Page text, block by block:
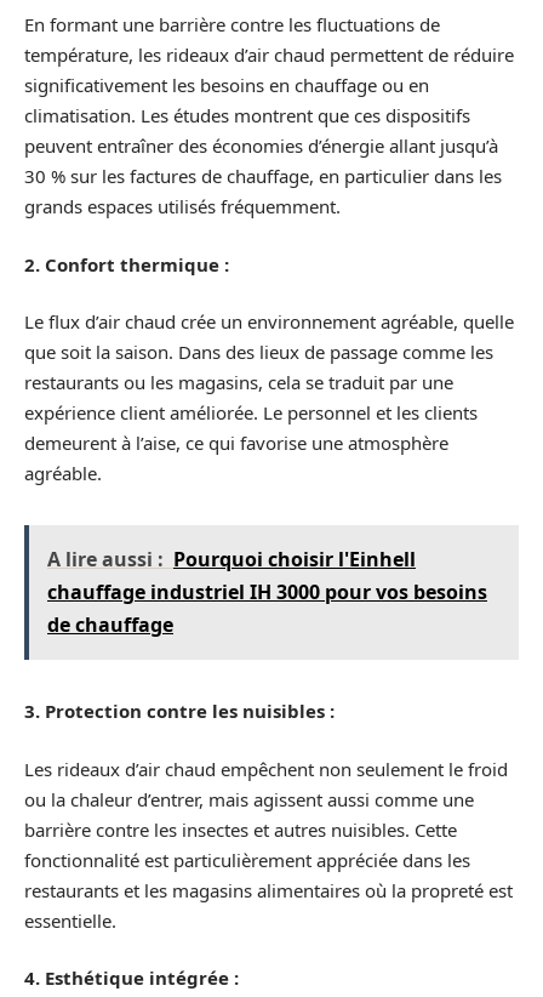
En formant une barrière contre les fluctuations de
température, les rideaux d’air chaud permettent de réduire
significativement les besoins en chauffage ou en
climatisation. Les études montrent que ces dispositifs
peuvent entraîner des économies d’énergie allant jusqu’à
30 % sur les factures de chauffage, en particulier dans les
grands espaces utilisés fréquemment.
2. Confort thermique :
Le flux d’air chaud crée un environnement agréable, quelle
que soit la saison. Dans des lieux de passage comme les
restaurants ou les magasins, cela se traduit par une
expérience client améliorée. Le personnel et les clients
demeurent à l’aise, ce qui favorise une atmosphère
agréable.
A lire aussi : Pourquoi choisir l'Einhell
chauffage industriel IH 3000 pour vos besoins
de chauffage
3. Protection contre les nuisibles :
Les rideaux d’air chaud empêchent non seulement le froid
ou la chaleur d’entrer, mais agissent aussi comme une
barrière contre les insectes et autres nuisibles. Cette
fonctionnalité est particulièrement appréciée dans les
restaurants et les magasins alimentaires où la propreté est
essentielle.
4. Esthétique intégrée :